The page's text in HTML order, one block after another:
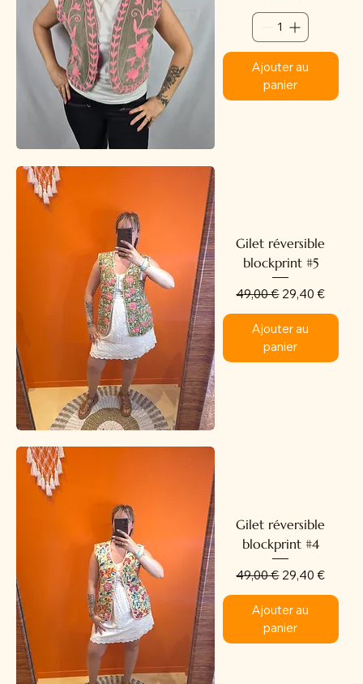
Ajouter au
panier
Gilet réversible
blockprint #5
Prix original
49,00 € Prix
29,40 €
Ajouter au
panier
Gilet réversible
blockprint #4
Prix original
49,00 € Prix
29,40 €
Ajouter au
panier